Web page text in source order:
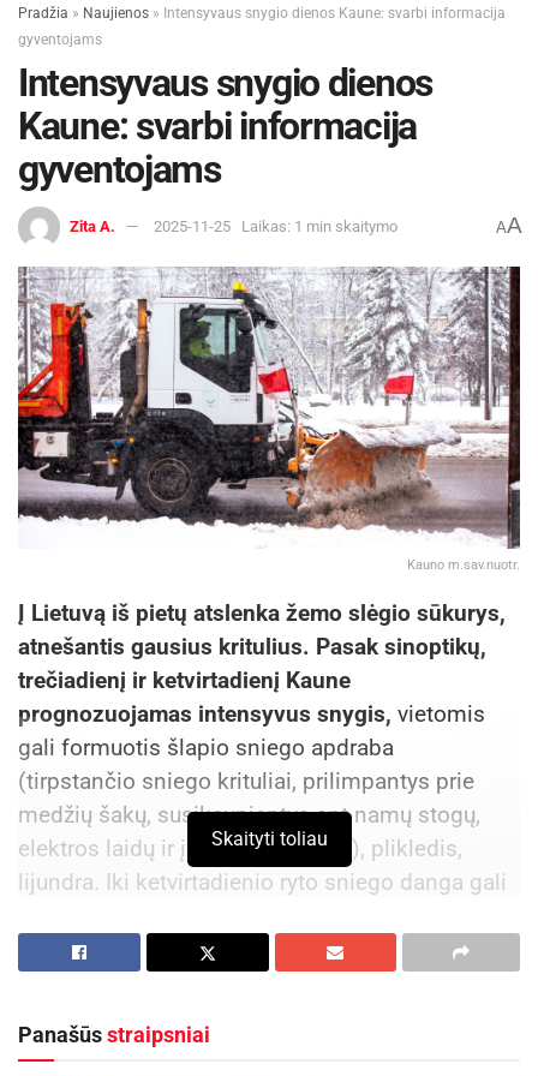
Pradžia » Naujienos » Intensyvaus snygio dienos Kaune: svarbi informacija
gyventojams
Intensyvaus snygio dienos
Kaune: svarbi informacija
gyventojams
Zita A. 2025-11-25 Laikas: 1 min skaitymo AA
Kauno m.sav.nuotr.
Į Lietuvą iš pietų atslenka žemo slėgio sūkurys,
atnešantis gausius kritulius. Pasak sinoptikų,
trečiadienį ir ketvirtadienį Kaune
prognozuojamas intensyvus snygis, vietomis
gali formuotis šlapio sniego apdraba
(tirpstančio sniego krituliai, prilimpantys prie
medžių šakų, susikaupiantys ant namų stogų,
elektros laidų ir įvairių kitų daiktų), plikledis,
lijundra. Iki ketvirtadienio ryto sniego danga gali
Dėl drėgno ir sunkesnio sniego gali lūžti medžių
eismo sąlygos taps sudėtingos.
Skaityti toliau
Panašūsstraipsniai